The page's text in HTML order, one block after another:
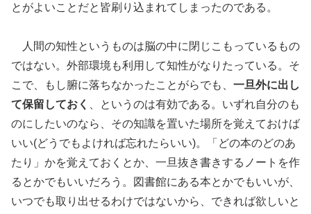
とがよいことだと皆刷り込まれてしまったのである。
人間の知性というものは脳の中に閉じこもっているもの
ではない。外部環境も利用して知性がなりたっている。そ
こで、もし腑に落ちなかったことがらでも、 一旦外に出し
て保留しておく
、というのは有効である。いずれ自分のも
のにしたいのなら、その知識を置いた場所を覚えておけば
いい(どうでもよければ忘れたらいい)。「どの本のどのあ
たり」かを覚えておくとか、一旦抜き書きするノートを作
るとかでもいいだろう。図書館にある本とかでもいいが、
いつでも取り出せるわけではないから、できれば欲しいと